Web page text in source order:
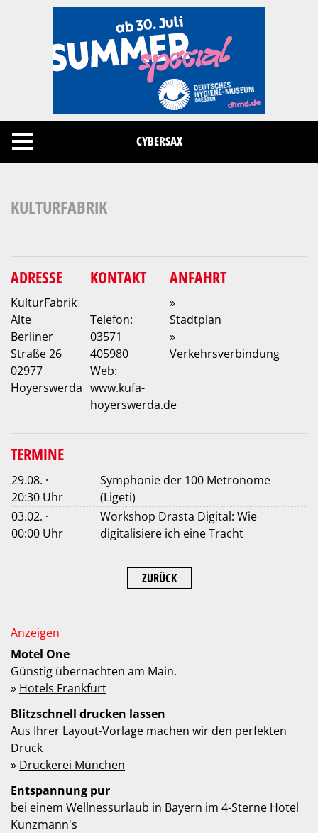
CYBERSAX
KULTURFABRIK
ADRESSE
KulturFabrik
Alte
Berliner
Straße 26
02977
Hoyerswerda
KONTAKT
Telefon:
03571
405980
Web:
www.kufa-
hoyerswerda.de
ANFAHRT
»
Stadtplan
»
Verkehrsverbindung
TERMINE
29.08. ·
20:30 Uhr
Symphonie der 100 Metronome
(Ligeti)
03.02. ·
00:00 Uhr
Workshop Drasta Digital: Wie
digitalisiere ich eine Tracht
ZURÜCK
Motel One
Günstig übernachten am Main.
» Hotels Frankfurt
Blitzschnell drucken lassen
Aus Ihrer Layout-Vorlage machen wir den perfekten
Druck
» Druckerei München
Entspannung pur
bei einem Wellnessurlaub in Bayern im 4-Sterne Hotel
Kunzmann's
Cookies management panel